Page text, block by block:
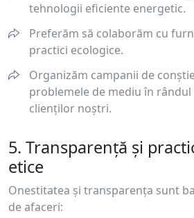
tehnologii eficiente energetic.
Preferăm să colaborăm cu
practici ecologice.
Organizăm campanii de
problemele de mediu în
clienților noștri.
5. Transparență și
etice
Onestitatea și transparența sunt
de afaceri: